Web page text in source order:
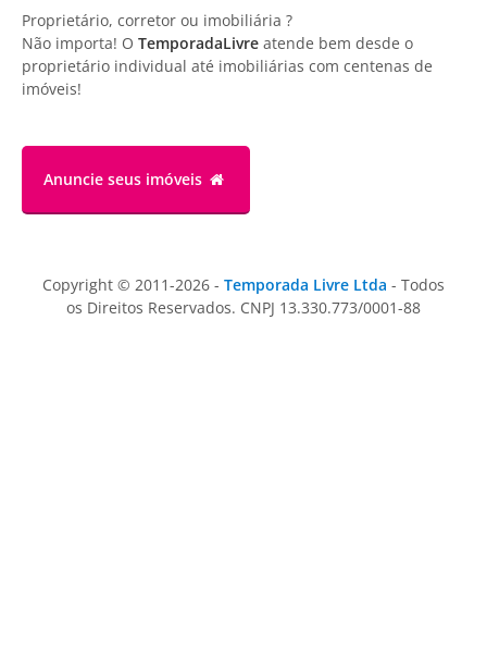
Proprietário, corretor ou imobiliária ?
Não importa! O TemporadaLivre atende bem desde o
proprietário individual até imobiliárias com centenas de
imóveis!
Anuncie seus imóveis
Copyright © 2011-2026 - Temporada Livre Ltda - Todos
os Direitos Reservados. CNPJ 13.330.773/0001-88